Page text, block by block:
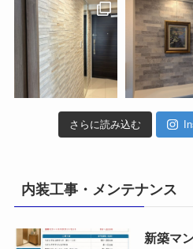
さらに読み込む
内装工事・メンテナンス
新築マ